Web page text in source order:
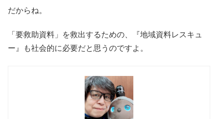
だからね。
「要救助資料」を救出するための、『地域資料レスキュ
ー』も社会的に必要だと思うのですよ。